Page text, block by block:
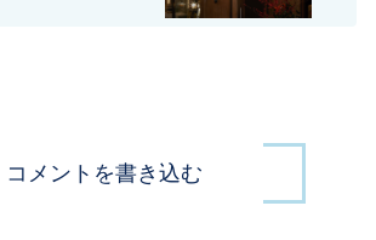
コメントを書き込む